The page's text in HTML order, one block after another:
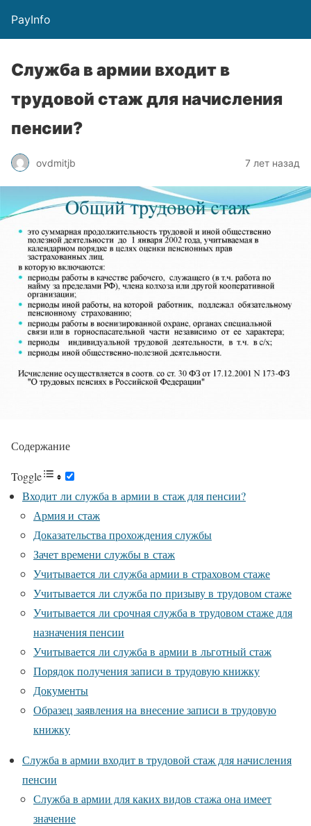
PayInfo
Служба в армии входит в
трудовой стаж для начисления
пенсии?
ovdmitjb 7 лет назад
Содержание
Toggle
Входит ли служба в армии в стаж для пенсии?
Армия и стаж
Доказательства прохождения службы
Зачет времени службы в стаж
Учитывается ли служба армии в страховом стаже
Учитывается ли служба по призыву в трудовом стаже
Учитывается ли срочная служба в трудовом стаже для
назначения пенсии
Учитывается ли служба в армии в льготный стаж
Порядок получения записи в трудовую книжку
Документы
Образец заявления на внесение записи в трудовую
книжку
Служба в армии входит в трудовой стаж для начисления
пенсии
Служба в армии для каких видов стажа она имеет
значение